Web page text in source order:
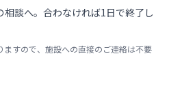
談へ。合わなければ1日で終了し
すので、施設への直接のご連絡は不要